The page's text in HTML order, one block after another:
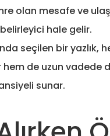
olan mesafe ve
hale gelir.
seçilen bir yazlık,
hem de uzun vadede
sunar.